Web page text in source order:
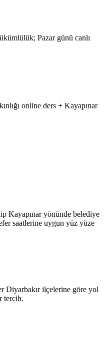
Pazar günü canlı
online ders + Kayapınar
Kayapınar yönünde belediye
saatlerine uygun yüz yüze
Diyarbakır ilçelerine göre yol
tercih.